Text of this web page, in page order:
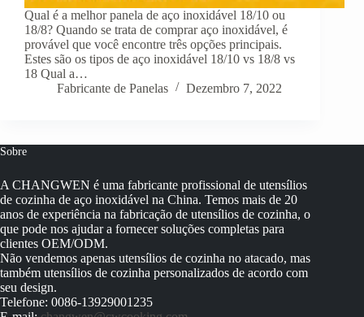
Qual é a melhor panela de aço inoxidável 18/10 ou
18/8? Quando se trata de comprar aço inoxidável, é
provável que você encontre três opções principais.
Estes são os tipos de aço inoxidável 18/10 vs 18/8 vs
18 Qual a…
Fabricante de Panelas
Dezembro 7, 2022
Sobre
A CHANGWEN é uma fabricante profissional de utensílios
de cozinha de aço inoxidável na China. Temos mais de 20
anos de experiência na fabricação de utensílios de cozinha, o
que pode nos ajudar a fornecer soluções completas para
clientes OEM/ODM.
Não vendemos apenas utensílios de cozinha no atacado, mas
também utensílios de cozinha personalizados de acordo com
seu design.
Telefone: 0086-13929001235